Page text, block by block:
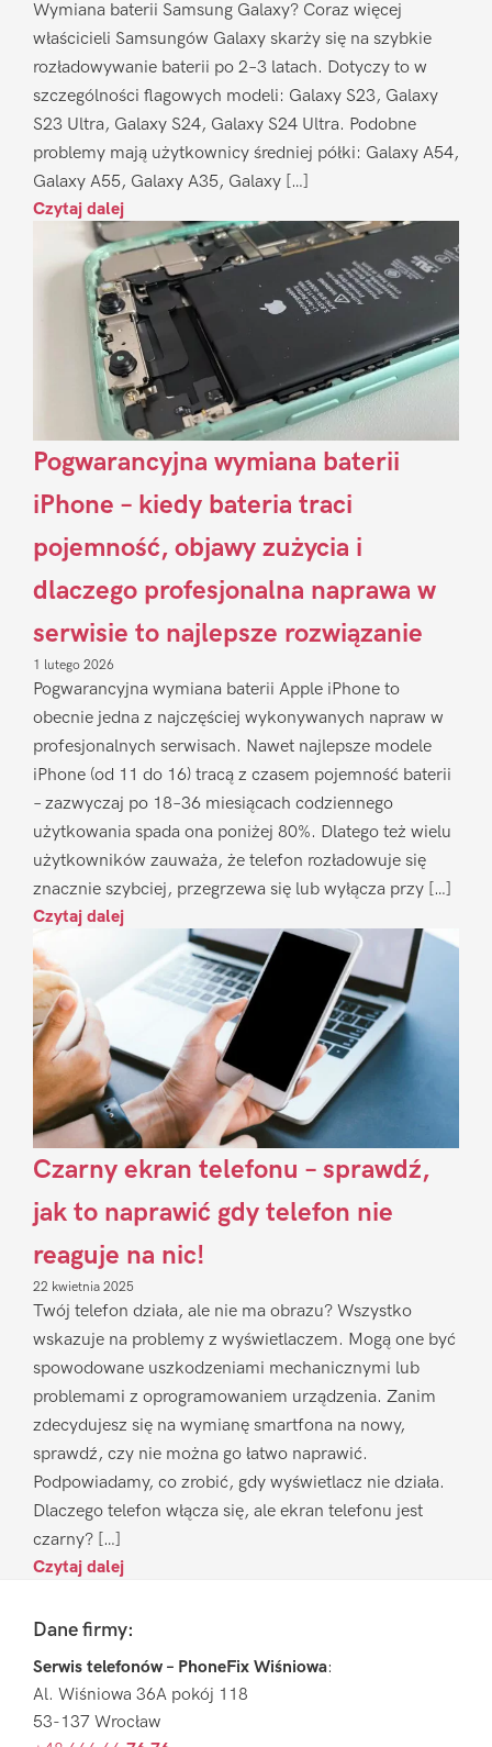
Wymiana baterii Samsung Galaxy? Coraz więcej
właścicieli Samsungów Galaxy skarży się na szybkie
rozładowywanie baterii po 2–3 latach. Dotyczy to w
szczególności flagowych modeli: Galaxy S23, Galaxy
S23 Ultra, Galaxy S24, Galaxy S24 Ultra. Podobne
problemy mają użytkownicy średniej półki: Galaxy A54,
Galaxy A55, Galaxy A35, Galaxy […]
Czytaj dalej
Pogwarancyjna wymiana baterii
iPhone – kiedy bateria traci
pojemność, objawy zużycia i
dlaczego profesjonalna naprawa w
serwisie to najlepsze rozwiązanie
1 lutego 2026
Pogwarancyjna wymiana baterii Apple iPhone to
obecnie jedna z najczęściej wykonywanych napraw w
profesjonalnych serwisach. Nawet najlepsze modele
iPhone (od 11 do 16) tracą z czasem pojemność baterii
– zazwyczaj po 18–36 miesiącach codziennego
użytkowania spada ona poniżej 80%. Dlatego też wielu
użytkowników zauważa, że telefon rozładowuje się
znacznie szybciej, przegrzewa się lub wyłącza przy […]
Czytaj dalej
Czarny ekran telefonu – sprawdź,
jak to naprawić gdy telefon nie
reaguje na nic!
22 kwietnia 2025
Twój telefon działa, ale nie ma obrazu? Wszystko
wskazuje na problemy z wyświetlaczem. Mogą one być
spowodowane uszkodzeniami mechanicznymi lub
problemami z oprogramowaniem urządzenia. Zanim
zdecydujesz się na wymianę smartfona na nowy,
sprawdź, czy nie można go łatwo naprawić.
Podpowiadamy, co zrobić, gdy wyświetlacz nie działa.
Dlaczego telefon włącza się, ale ekran telefonu jest
czarny? […]
Czytaj dalej
FooterDane firmy:
Serwis telefonów – PhoneFix Wiśniowa:
Al. Wiśniowa 36A pokój 118
53-137 Wrocław